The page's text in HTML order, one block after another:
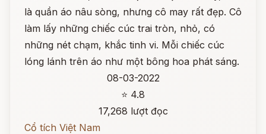
là quần áo nâu sòng, nhưng cô may rất đẹp. Cô
làm lấy những chiếc cúc trai tròn, nhỏ, có
những nét chạm, khắc tinh vi. Mỗi chiếc cúc
lóng lánh trên áo như một bông hoa phát sáng.
08-03-2022
⭐ 4.8
17,268 lượt đọc
Cổ tích Việt Nam